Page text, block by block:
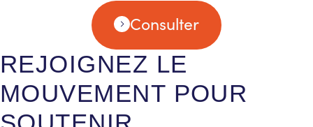
Consulter
REJOIGNEZ LE
MOUVEMENT POUR